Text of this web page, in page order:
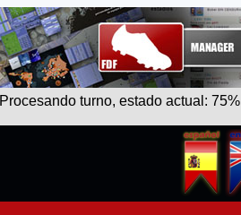
Procesando turno, estado actual: 75%